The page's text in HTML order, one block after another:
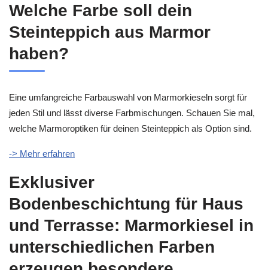
Welche Farbe soll dein
Steinteppich aus Marmor
haben?
Eine umfangreiche Farbauswahl von Marmorkieseln sorgt für
jeden Stil und lässt diverse Farbmischungen. Schauen Sie mal,
welche Marmoroptiken für deinen Steinteppich als Option sind.
-> Mehr erfahren
Exklusiver
Bodenbeschichtung für Haus
und Terrasse: Marmorkiesel in
unterschiedlichen Farben